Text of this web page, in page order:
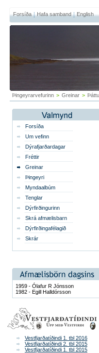
Forsíða Hafa samband English
Þingeyrarvefurinn > Greinar >
Forsíða
Um vefinn
Dýrafjarðardagar
Fréttir
Greinar
Þingeyri
Myndaalbúm
Tenglar
Dýrfirðingurinn
Skrá afmælisbarn
Dýrfirðingafélagið
Skrár
1959 - Ólafur R Jónsson
1982 - Egill Halldórsson
Vestfjarðatíðindi 1. tbl 2016
Vestfjarðatíðindi 2. tbl 2015
Vestfjarðatíðindi 1. tbl 2015